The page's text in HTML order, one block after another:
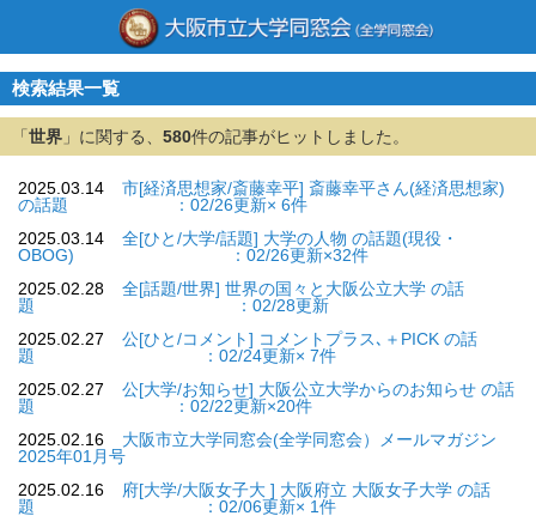
検索結果一覧
「 世界 」に関する、 580件の記事がヒットしました。
2025.03.14
市[経済思想家/斎藤幸平] 斎藤幸平さん(経済思想家)
の話題 ：02/26更新× 6件
2025.03.14
全[ひと/大学/話題] 大学の人物 の話題(現役・
OBOG) ：02/26更新×32件
2025.02.28
全[話題/世界] 世界の国々と大阪公立大学 の話
題 ：02/28更新
2025.02.27
公[ひと/コメント] コメントプラス､＋PICK の話
題 ：02/24更新× 7件
2025.02.27
公[大学/お知らせ] 大阪公立大学からのお知らせ の話
題 ：02/22更新×20件
2025.02.16
大阪市立大学同窓会(全学同窓会）メールマガジン
2025年01月号
2025.02.16
府[大学/大阪女子大 ] 大阪府立 大阪女子大学 の話
題 ：02/06更新× 1件